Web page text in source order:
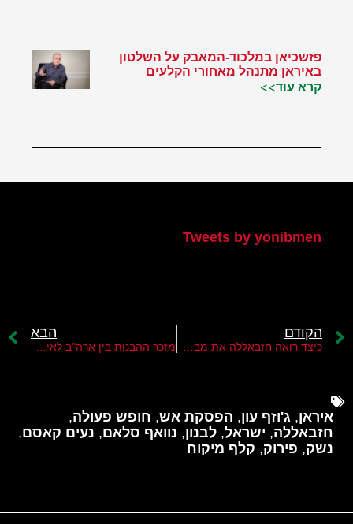
פזשכיאן במלכוד-המאבק על השלטון
באיראן מתנהל מאחורי הקלעים
קרא עוד>>
Tweets by yonibmen
הקודם הבא
איראן, ג'וזף עון, הפסקת אש, חופש פעולה,
חזבאללה, ישראל, לבנון, נוואף סלאם, נעים קאסם,
נשק, פירוק, קלף מיקוח